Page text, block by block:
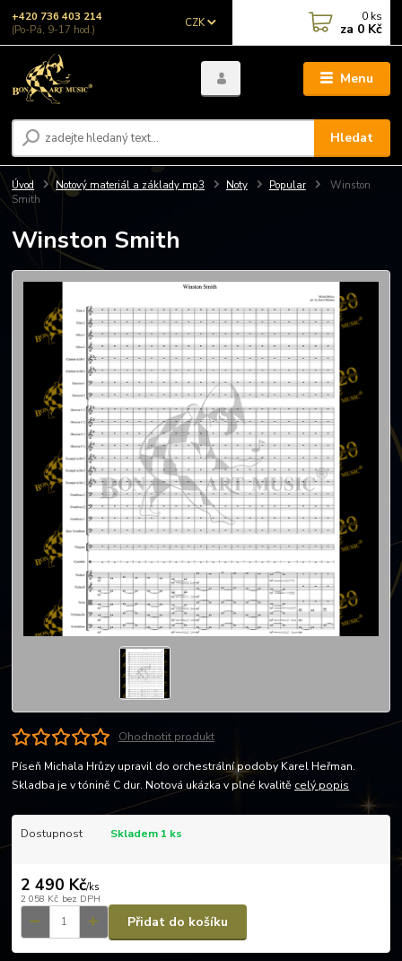
Menu
CZK
Hledat
+420 736 403 214
(Po-Pá, 9-17 hod.)
0 ks
za 0 Kč
Úvod Notový materiál a základy mp3 Noty Popular
Winston
Smith
Winston Smith
Ohodnotit produkt
Píseň Michala Hrůzy upravil do orchestrální podoby Karel Heřman.
Skladba je v tónině C dur. Notová ukázka v plné kvalitě celý popis
Dostupnost Skladem 1 ks
2 490 Kč/ks
2 058 Kč bez DPH
Přidat do košíku